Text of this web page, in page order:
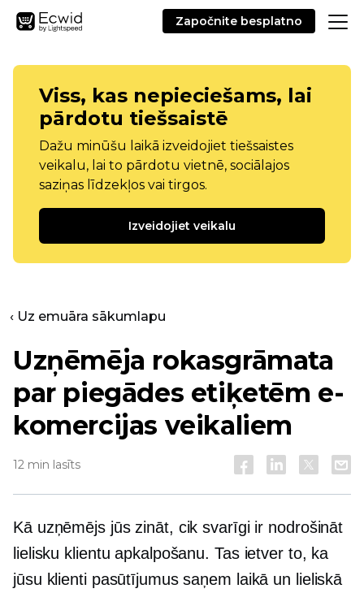
Započnite besplatno
Viss, kas nepieciešams, lai
pārdotu tiešsaistē
Dažu minūšu laikā izveidojiet tiešsaistes
veikalu, lai to pārdotu vietnē, sociālajos
saziņas līdzekļos vai tirgos.
Izveidojiet veikalu
‹ Uz emuāra sākumlapu
Uzņēmēja rokasgrāmata
par piegādes etiķetēm e-
komercijas veikaliem
12 min lasīts
Kā uzņēmējs jūs zināt, cik svarīgi ir nodrošināt
lielisku klientu apkalpošanu. Tas ietver to, ka
jūsu klienti pasūtījumus saņem laikā un lieliskā